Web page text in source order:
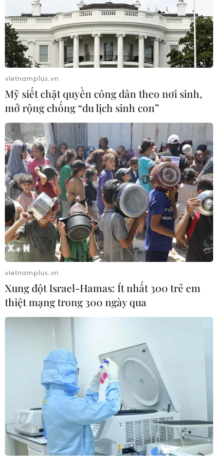
Thu phí hạ tầng cảng biển: Doanh nghiệp
vẫn muốn lùi thời điểm
04/03/2022 03:14
Theo các hiệp hội doanh nghiệp, thời điểm áp dụng thu
phí chưa phù hợp do đa số các doanh nghiệp còn rất
nhiều khó khăn do dịch COVID-19; bên cạnh đó mức phí
áp dụng cũng chưa công bằng, chưa phù hợp.
Thu phí hạ tầng cảng biển: Doanh nghiệp
mong muốn tái đầu tư hợp lý
04/03/2022 08:00
Nhiều doanh nghiệp đánh giá hiện các cơ sở hạ tầng
khu vực cảng biển đã xuống cấp, hư hỏng và mong
muốn việc thu phí có thể bổ sung đầu tư cơ sở hạ tầng,
tạo thuận lợi cho vận chuyển hàng hóa.
vietnamplus.vn
Mỹ siết chặt quyền công dân theo nơi sinh,
mở rộng chống “du lịch sinh con”
vietnamplus.vn
Xung đột Israel-Hamas: Ít nhất 300 trẻ em
thiệt mạng trong 300 ngày qua